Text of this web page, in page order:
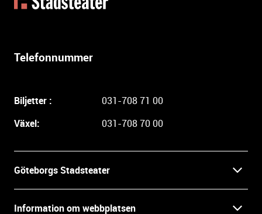
Telefonnummer
Biljetter :
031-708 71 00
Växel:
031-708 70 00
Göteborgs Stadsteater
Information om webbplatsen